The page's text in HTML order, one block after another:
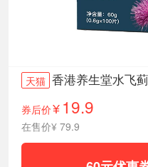
天猫 香港养生堂水飞
券后价¥ 19.9
在售价¥ 79.9